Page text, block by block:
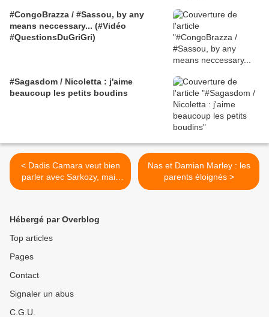
#CongoBrazza / #Sassou, by any
means neccessary... (#Vidéo
#QuestionsDuGriGri)
#Sagasdom / Nicoletta : j'aime
beaucoup les petits boudins
< Dadis Camara veut bien
parler avec Sarkozy, mais
pas avec le simple ministre
Nas et Damian Marley : les
parents éloignés >
Hébergé par Overblog
Top articles
Pages
Contact
Signaler un abus
C.G.U.